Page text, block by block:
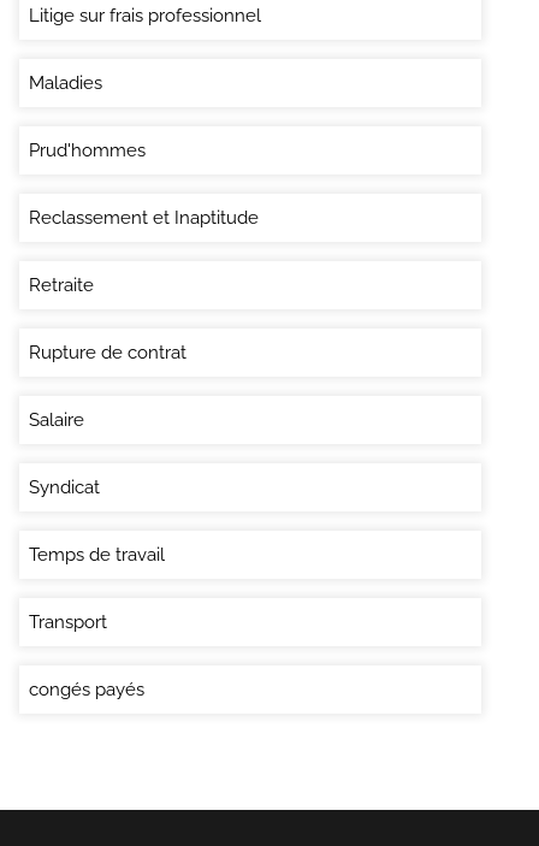
Litige sur frais professionnel
Maladies
Prud'hommes
Reclassement et Inaptitude
Retraite
Rupture de contrat
Salaire
Syndicat
Temps de travail
Transport
congés payés